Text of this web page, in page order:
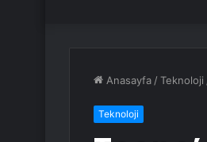
Anasayfa /Teknoloji
Teknoloji